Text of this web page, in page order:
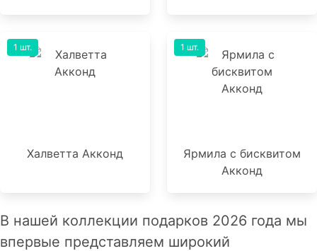
Халветта Акконд
1 шт.
Ярмила с бисквитом
Акконд
1 шт.
В нашей коллекции подарков 2026 года мы
впервые представляем широкий